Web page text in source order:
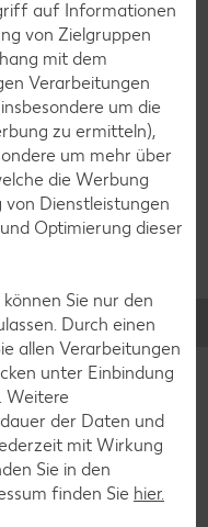
auf Informationen
von Zielgruppen
mit dem
Verarbeitungen
um die
zu ermitteln),
um mehr über
die Werbung
von Dienstleistungen
Optimierung dieser
Sie nur den
Durch einen
allen Verarbeitungen
unter Einbindung
Weitere
der Daten und
mit Wirkung
Sie in den
finden Sie hier.